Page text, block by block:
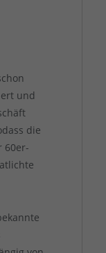
und
die
60er-